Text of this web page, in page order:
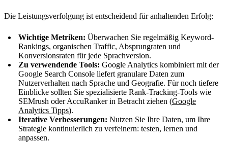
Die Leistungsverfolgung ist entscheidend für anhaltenden Erfolg:
Wichtige Metriken: Überwachen Sie regelmäßig Keyword-
Rankings, organischen Traffic, Absprungraten und
Konversionsraten für jede Sprachversion.
Zu verwendende Tools: Google Analytics kombiniert mit der
Google Search Console liefert granulare Daten zum
Nutzerverhalten nach Sprache und Geografie. Für noch tiefere
Einblicke sollten Sie spezialisierte Rank-Tracking-Tools wie
SEMrush oder AccuRanker in Betracht ziehen (Google
Analytics Tipps).
Iterative Verbesserungen: Nutzen Sie Ihre Daten, um Ihre
Strategie kontinuierlich zu verfeinern: testen, lernen und
anpassen.